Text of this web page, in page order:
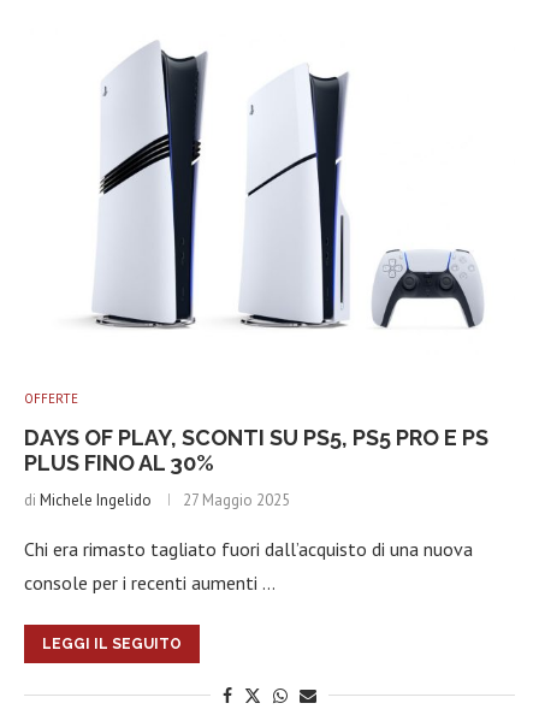
OFFERTE
DAYS OF PLAY, SCONTI SU PS5, PS5 PRO E PS
PLUS FINO AL 30%
di Michele Ingelido 27 Maggio 2025
Chi era rimasto tagliato fuori dall’acquisto di una nuova
console per i recenti aumenti …
LEGGI IL SEGUITO